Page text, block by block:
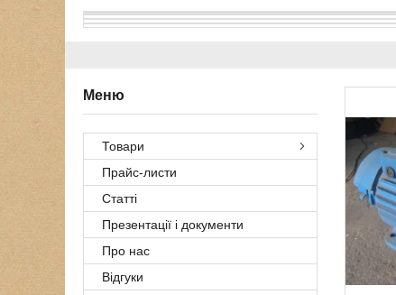
Товари
Прайс-листи
Статті
Презентації і документи
Про нас
Відгуки